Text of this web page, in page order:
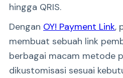
hingga QRIS.
Dengan OY! Payment Link,
membuat sebuah link
berbagai macam metode
dikustomisasi sesuai